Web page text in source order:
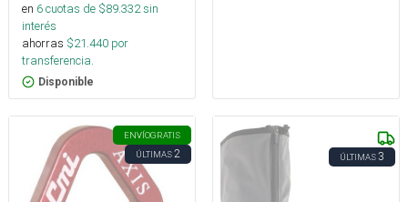
en 6cuotas de $89.332sin
interés
ahorras $21.440 por
transferencia.
Disponible
ENVÍOGRATIS
ÚLTIMAS2 ÚLTIMAS3